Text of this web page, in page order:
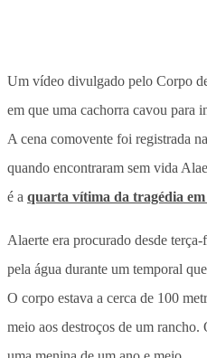
Um vídeo divulgado pelo Corpo
em que uma cachorra cavou para
A cena comovente foi registrada
quando encontraram sem vida
é a quarta vítima da tragédia
Alaerte era procurado desde
pela água durante um temporal
O corpo estava a cerca de 100
meio aos destroços de um rancho.